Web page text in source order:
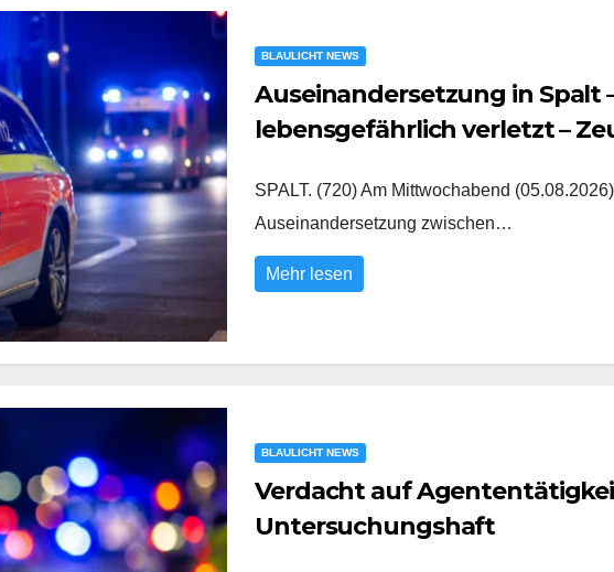
BLAULICHT NEWS
Auseinandersetzung in Spalt
lebensgefährlich verletzt –
SPALT. (720) Am Mittwochabend
Auseinandersetzung zwischen…
Mehr lesen
BLAULICHT NEWS
Verdacht auf
Untersuchungshaft